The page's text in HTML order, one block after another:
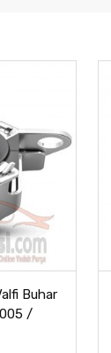
Buhar
/